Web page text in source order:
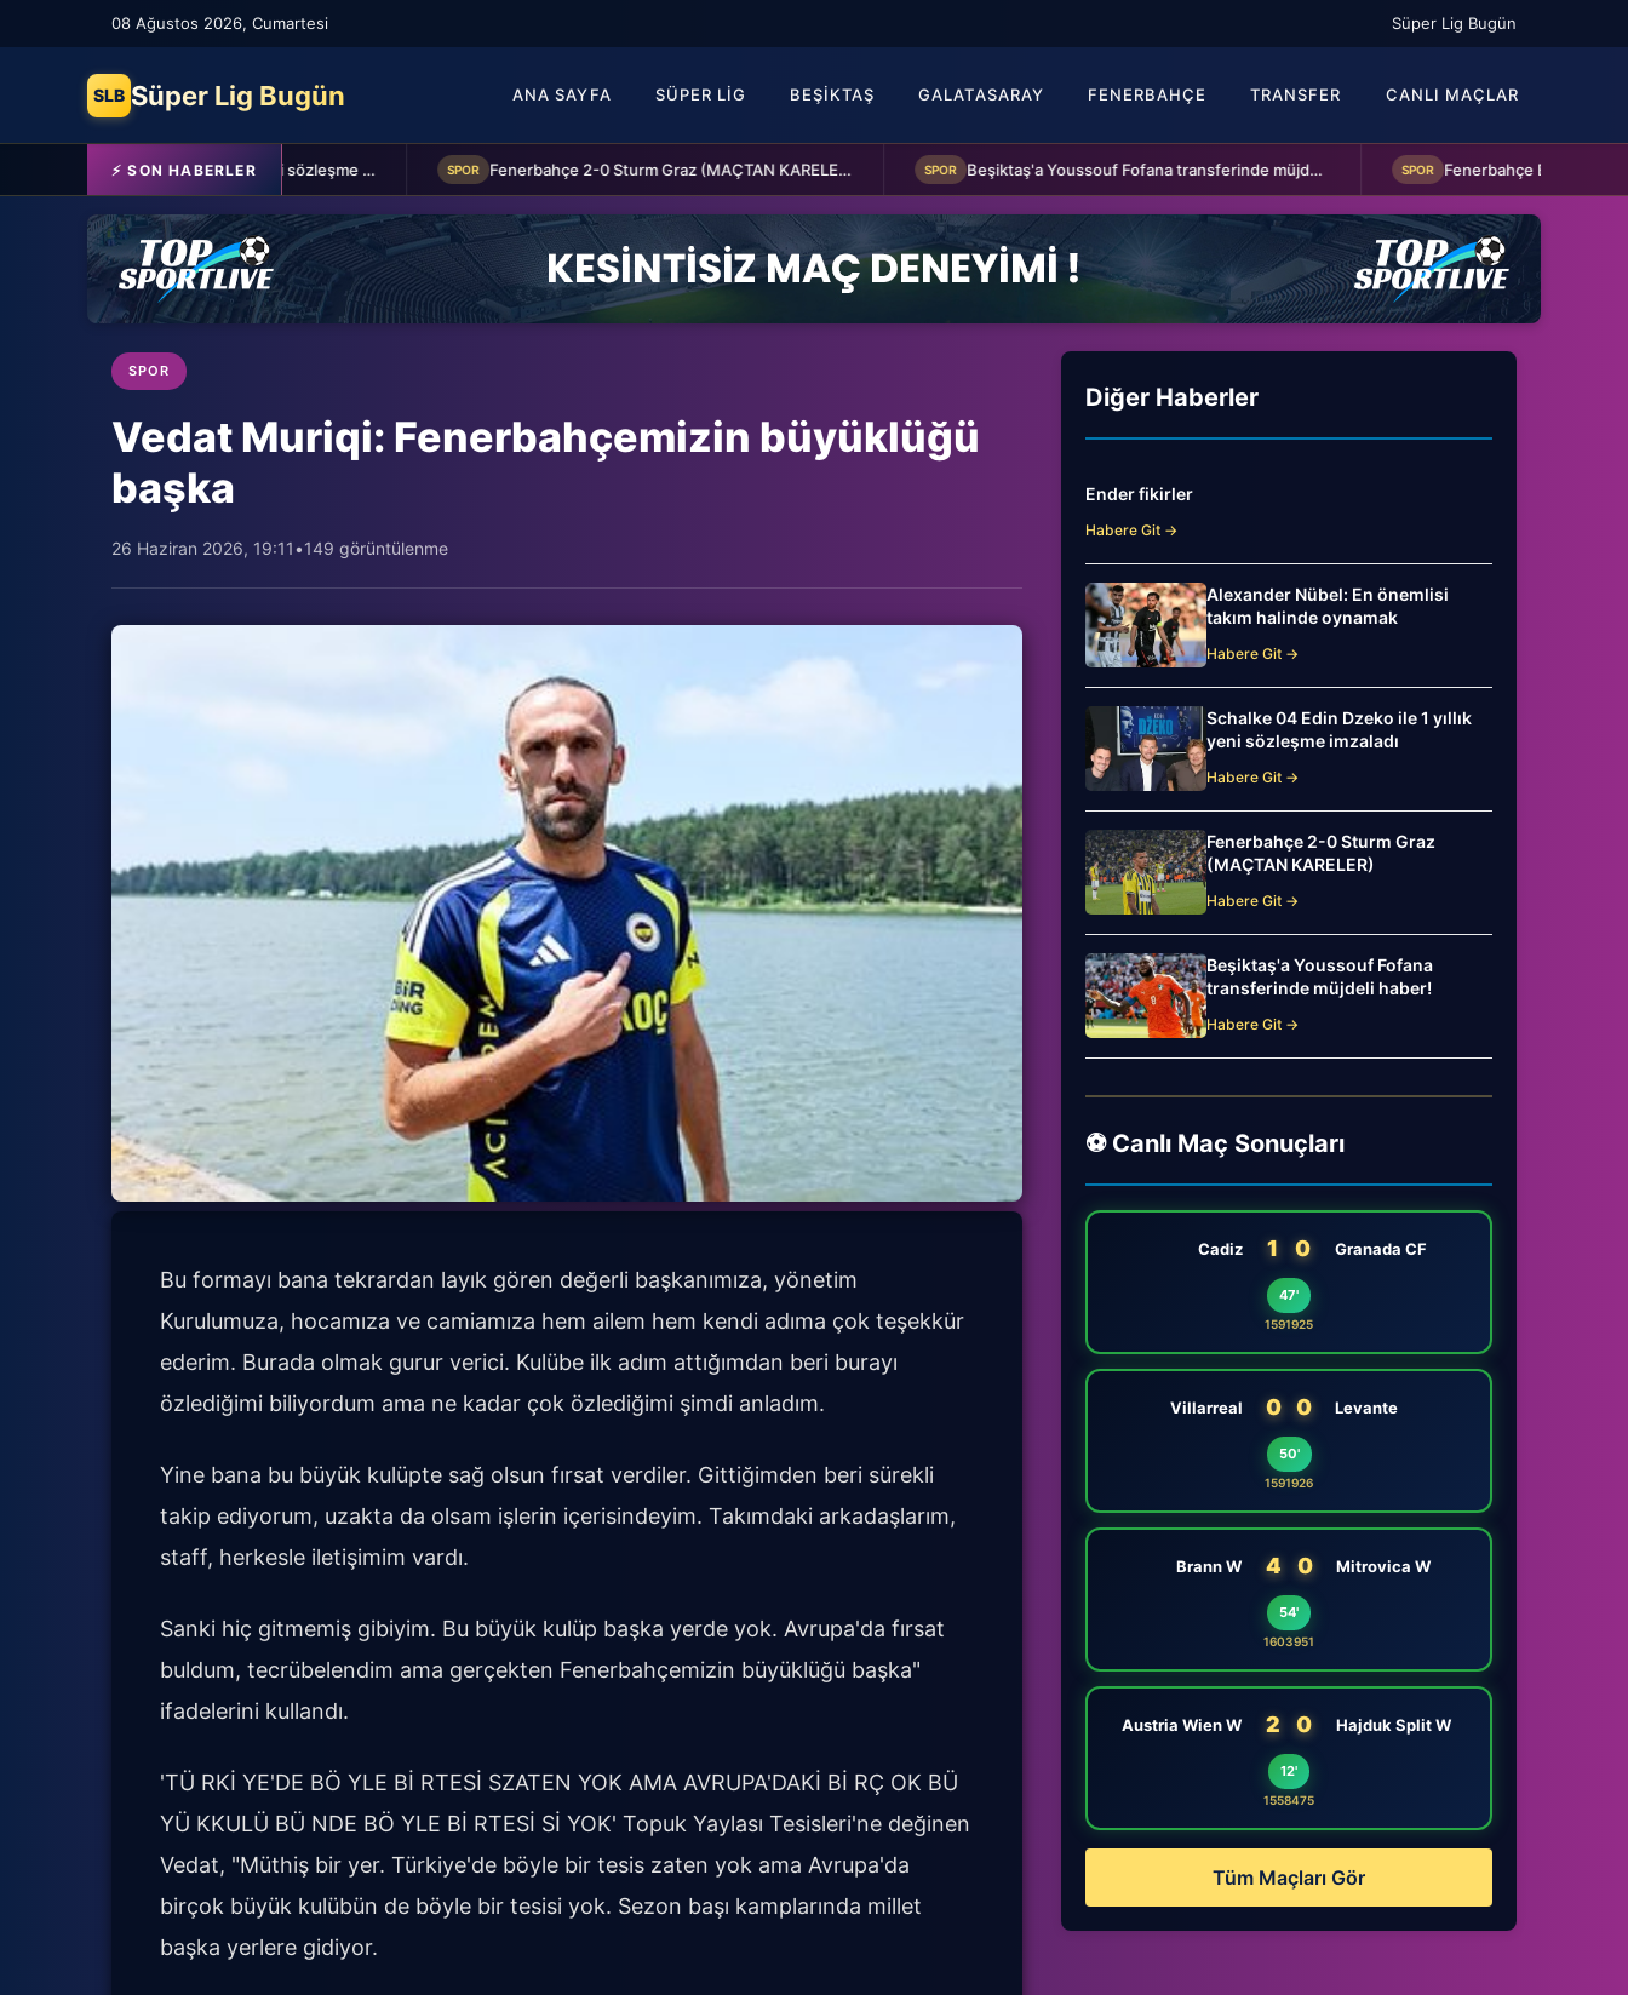
08 Ağustos 2026, Cumartesi Süper Lig Bugün
SLB Süper Lig Bugün ANA SAYFA SÜPER LIG BEŞIKTAŞ GALATASARAY FENERBAHÇE TRANSFER CANLI MAÇLAR
⚡ SON HABERLERSchalke 04 Edin Dzeko ile 1 yıllık yeni sözleşme imzaladı SPOR Fenerbahçe 2-0 Sturm Graz (MAÇTAN KARELER) SPOR Beşiktaş'a Youssouf Fofana transferinde müjdeli haber! SPOR
SPOR
Vedat Muriqi: Fenerbahçemizin büyüklüğü
başka
26 Haziran 2026, 19:11•149 görüntülenme
Bu formayı bana tekrardan layık gören değerli başkanımıza, yönetim
Kurulumuza, hocamıza ve camiamıza hem ailem hem kendi adıma çok teşekkür
ederim. Burada olmak gurur verici. Kulübe ilk adım attığımdan beri burayı
özlediğimi biliyordum ama ne kadar çok özlediğimi şimdi anladım.
Yine bana bu büyük kulüpte sağ olsun fırsat verdiler. Gittiğimden beri sürekli
takip ediyorum, uzakta da olsam işlerin içerisindeyim. Takımdaki arkadaşlarım,
staff, herkesle iletişimim vardı.
Sanki hiç gitmemiş gibiyim. Bu büyük kulüp başka yerde yok. Avrupa'da fırsat
buldum, tecrübelendim ama gerçekten Fenerbahçemizin büyüklüğü başka"
ifadelerini kullandı.
'TÜ RKİ YE'DE BÖ YLE Bİ RTESİ SZATEN YOK AMA AVRUPA'DAKİ Bİ RÇ OK BÜ
YÜ KKULÜ BÜ NDE BÖ YLE Bİ RTESİ Sİ YOK' Topuk Yaylası Tesisleri'ne değinen
Vedat, "Müthiş bir yer. Türkiye'de böyle bir tesis zaten yok ama Avrupa'da
birçok büyük kulübün de böyle bir tesisi yok. Sezon başı kamplarında millet
başka yerlere gidiyor.
Diğer Haberler
Ender fikirler
Habere Git →
Alexander Nübel: En önemlisi
takım halinde oynamak
Habere Git →
Schalke 04 Edin Dzeko ile 1 yıllık
yeni sözleşme imzaladı
Habere Git →
Fenerbahçe 2-0 Sturm Graz
(MAÇTAN KARELER)
Habere Git →
Beşiktaş'a Youssouf Fofana
transferinde müjdeli haber!
Habere Git →
⚽ Canlı Maç Sonuçları
Cadiz 1 0 Granada CF
47'
1591925
Villarreal 0 0 Levante
50'
1591926
Brann W 4 0 Mitrovica W
54'
1603951
Austria Wien W 2 0 Hajduk Split W
12'
1558475
Tüm Maçları Gör